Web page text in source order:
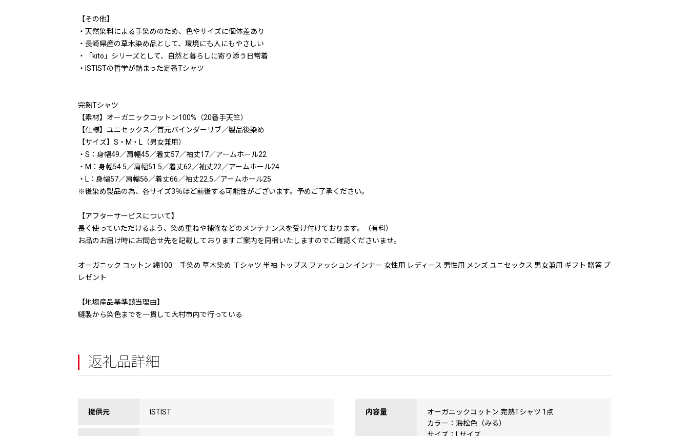
【その他】
・天然染料による手染めのため、色やサイズに個体差あり
・長崎県産の草木染め品として、環境にも人にもやさしい
・「kito」シリーズとして、自然と暮らしに寄り添う日常着
・ISTISTの哲学が詰まった定番Tシャツ
完熟Tシャツ
【素材】オーガニックコットン100%（20番手天竺）
【仕様】ユニセックス／首元バインダーリブ／製品後染め
【サイズ】S・M・L（男女兼用）
・S：身幅49／肩幅45／着丈57／袖丈17／アームホール22
・M：身幅54.5／肩幅51.5／着丈62／袖丈22／アームホール24
・L：身幅57／肩幅56／着丈66／袖丈22.5／アームホール25
※後染め製品の為、各サイズ3％ほど前後する可能性がございます。予めご了承ください。
【アフターサービスについて】
長く使っていただけるよう、染め重ねや補修などのメンテナンスを受け付けております。（有料）
お品のお届け時にお問合せ先を記載しておりますご案内を同梱いたしますのでご確認くださいませ。
オーガニック コットン 綿100 手染め 草木染め Ｔシャツ 半袖 トップス ファッション インナー 女性用 レディース 男性用 メンズ ユニセックス 男女兼用 ギフト 贈答 プ
レゼント
【地場産品基準該当理由】
縫製から染色までを一貫して大村市内で行っている
返礼品詳細
提供元 ISTIST 内容量
オーガニックコットン 完熟Tシャツ 1点
カラー：海松色（みる）